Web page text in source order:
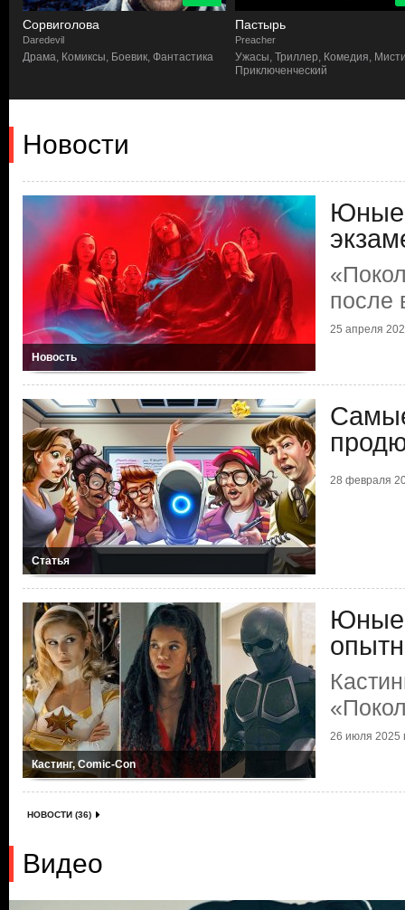
Сорвиголова
Daredevil
Драма, Комиксы, Боевик, Фантастика
Пастырь
Preacher
Ужасы, Триллер, Комедия,
Приключенческий
Новости
Новость
Юные
после
25 апреля
Статья
28 февраля
Кастинг, Comic-Con
Юные
26 июля 2025
НОВОСТИ (36)
Видео